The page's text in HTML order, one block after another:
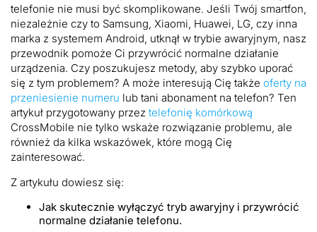
normlane
działanie
telefonie nie musi być skomplikowane. Jeśli Twój smartfon,
niezależnie czy to Samsung, Xiaomi, Huawei, LG, czy inna
marka z systemem Android, utknął w trybie awaryjnym, nasz
przewodnik pomoże Ci przywrócić normalne działanie
urządzenia. Czy poszukujesz metody, aby szybko uporać
się z tym problemem? A może interesują Cię także oferty na
przeniesienie numeru lub tani abonament na telefon? Ten
artykuł przygotowany przez telefonię komórkową
CrossMobile nie tylko wskaże rozwiązanie problemu, ale
również da kilka wskazówek, które mogą Cię
zainteresować.
Z artykułu dowiesz się:
Jak skutecznie wyłączyć tryb awaryjny i przywrócić
normalne działanie telefonu.